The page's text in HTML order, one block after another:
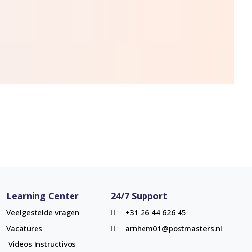
Learning Center
Veelgestelde vragen
Vacatures
Videos Instructivos
24/7 Support
+31 26 44 626 45
arnhem01@postmasters.nl